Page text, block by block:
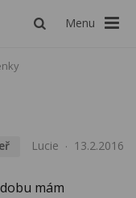
Menu
Lucie 13.2.2016
mám